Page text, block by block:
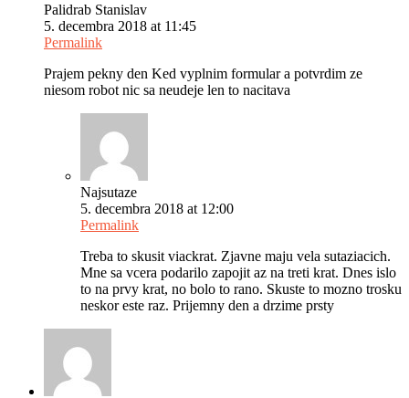
Palidrab Stanislav
5. decembra 2018 at 11:45
Permalink
Prajem pekny den Ked vyplnim formular a potvrdim ze
niesom robot nic sa neudeje len to nacitava
Najsutaze
5. decembra 2018 at 12:00
Permalink
Treba to skusit viackrat. Zjavne maju vela sutaziacich.
Mne sa vcera podarilo zapojit az na treti krat. Dnes islo
to na prvy krat, no bolo to rano. Skuste to mozno trosku
neskor este raz. Prijemny den a drzime prsty